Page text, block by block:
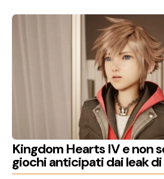
Kingdom Hearts IV e non
giochi anticipati dai leak